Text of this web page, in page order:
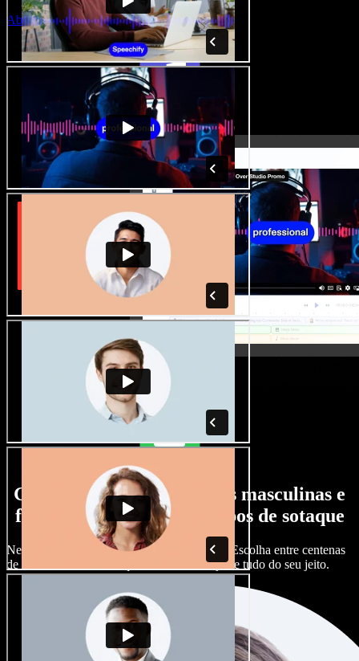
Abrir o Studio
Grande variedade de vozes masculinas e
femininas, com todos os tipos de sotaque
Nenhum projeto precisa soar igual ao outro. Escolha entre centenas
de vozes com IA e sotaques diferentes e ajuste tudo do seu jeito.